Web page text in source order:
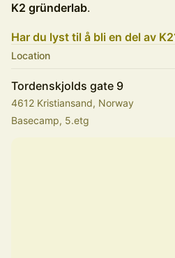
K2 gründerlab.
Har du lyst til å bli en del av
Location
Tordenskjolds gate 9
4612 Kristiansand, Norway
Basecamp, 5.etg